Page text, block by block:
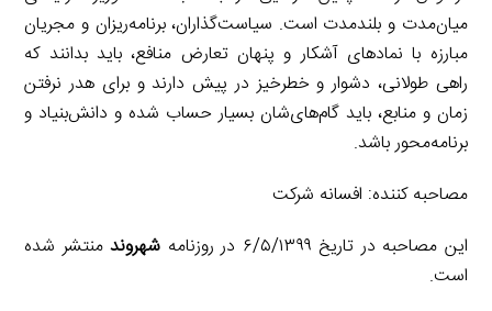
میان‌مدت و بلندمدت است. سیاست‌گذاران، برنامه‌ریزان و مجریان
مبارزه با نمادهای آشکار و پنهان تعارض منافع، باید بدانند که
راهی طولانی، دشوار و خطرخیز در پیش دارند و برای هدر نرفتن
زمان و منابع، باید گام‌های‌شان بسیار حساب شده و دانش‌بنیاد و
برنامه‌محور باشد.
مصاحبه کننده: افسانه شرکت
این مصاحبه در تاریخ ۶/۵/۱۳۹۹ در روزنامه
شهروندمنتشر شده
است.